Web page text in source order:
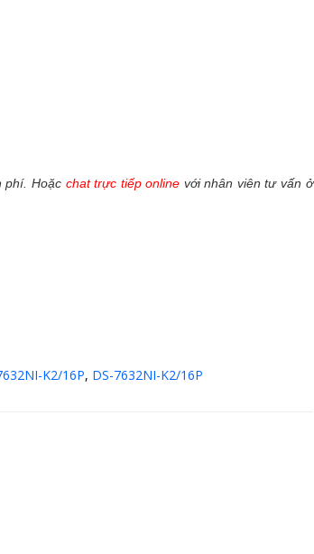
phí. Hoặc chat trực tiếp online với nhân viên tư vấn ở
K2/16P, DS-7632NI-K2/16P